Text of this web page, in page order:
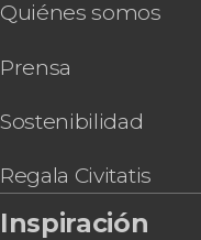
Trekking hasta la
Domingo
Excursión de 2
Tour de compras,
Tabaco
Entrada al Museo
Quiénes somos
Prensa
Sostenibilidad
Regala Civitatis
Inspiración